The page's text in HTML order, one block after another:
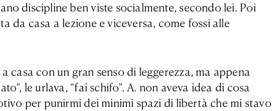
discipline ben viste socialmente, secondo lei. Poi
da casa a lezione e viceversa, come fossi alle
casa con un gran senso di leggerezza, ma appena
le urlava, “fai schifo”. A. non aveva idea di cosa
per punirmi dei minimi spazi di libertà che mi stavo